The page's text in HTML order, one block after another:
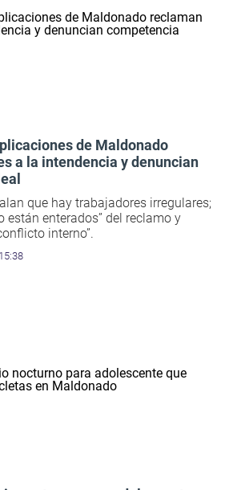
de Maldonado
a la intendencia y denuncian
que hay trabajadores irregulares;
están enterados” del reclamo y
interno”.